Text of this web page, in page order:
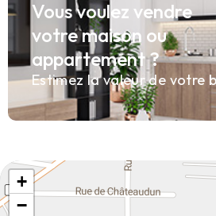
Vous voulez vendre
votre maison ou
appartement ?
Estimez la valeur de votre
+
−